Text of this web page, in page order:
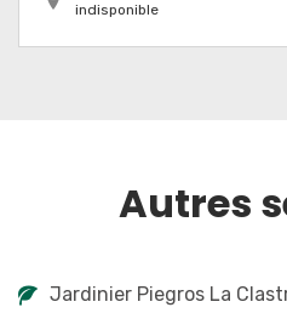
indisponible
Autres
Jardinier Piegros La